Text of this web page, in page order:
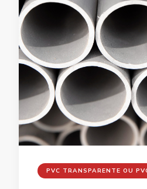
PVC TRANSPARENTE OU